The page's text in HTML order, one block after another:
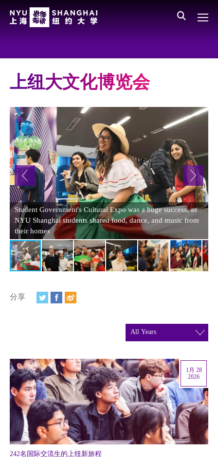
All NYU
学校领导
师资队伍
新闻与媒体报道
人物
聚焦
媒体视点
视频
相册
新闻简报
联系方式
支持我们
上纽大文化博览会
Student Government's Cultural Expo was a huge success, as
NYU Shanghai students shared food, dance, and music from
their homes
分享
242名国际交流生的上纽新旅程
1月 28
2026